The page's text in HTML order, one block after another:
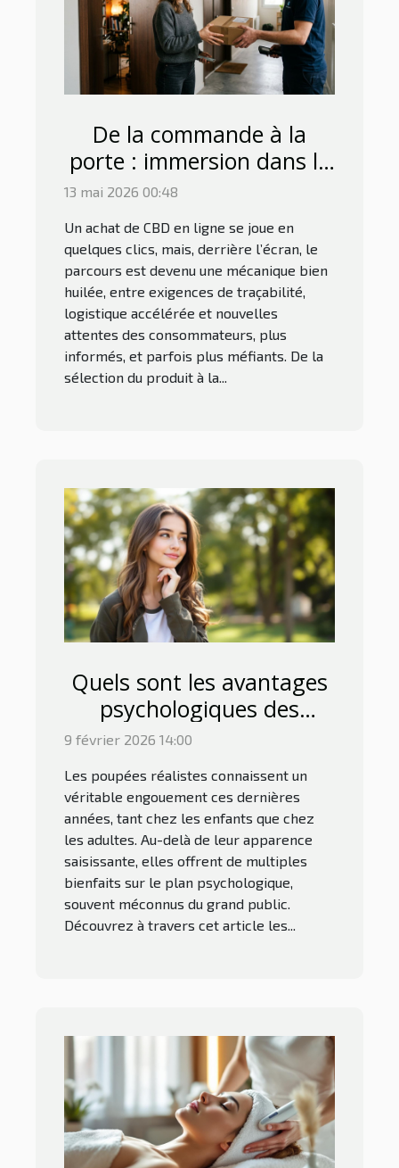
De la commande à la
porte : immersion dans le
parcours d’achat de cbd
13 mai 2026 00:48
Un achat de CBD en ligne se joue en
quelques clics, mais, derrière l’écran, le
parcours est devenu une mécanique bien
huilée, entre exigences de traçabilité,
logistique accélérée et nouvelles
attentes des consommateurs, plus
informés, et parfois plus méfiants. De la
sélection du produit à la...
Quels sont les avantages
psychologiques des
poupées réalistes ?
9 février 2026 14:00
Les poupées réalistes connaissent un
véritable engouement ces dernières
années, tant chez les enfants que chez
les adultes. Au-delà de leur apparence
saisissante, elles offrent de multiples
bienfaits sur le plan psychologique,
souvent méconnus du grand public.
Découvrez à travers cet article les...